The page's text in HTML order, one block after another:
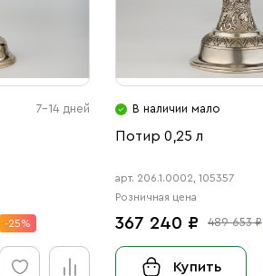
7-14 дней
-25%
В наличии мало
Потир 0,25 л
арт. 206.1.0002, 105357
Розничная цена
367 240 ₽ 489 653 ₽
Купить